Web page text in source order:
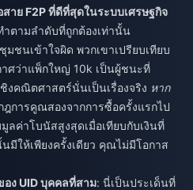
าย F2P ที่ดีที่สุดในระบบเศรษฐกิจ
ำตามลำดับที่ถูกต้องเท่านั้น
นเข้าใจผิด พวกเขาเปรียบเทียบ
ศว่าแพ็กใหญ่ 10k เป็นผู้ชนะที่
งคณิตศาสตร์นั่นเป็นเรื่องจริง หาก
ฎการคูณสองจากการซื้อครั้งแรกไป
ลค่าโบนัสสูงสุดเมื่อเทียบกับเงินที่
มีให้เพียงครั้งเดียว คุณไม่มีโอกาส
ง UID บุคคลที่สาม: นี่เป็นประเด็นที่